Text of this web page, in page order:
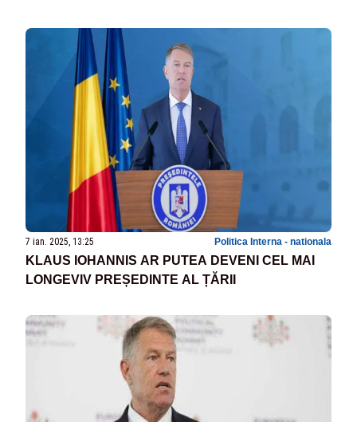
7 ian. 2025, 13:25 Politica Interna - nationala
KLAUS IOHANNIS AR PUTEA DEVENI CEL MAI
LONGEVIV PREȘEDINTE AL ȚĂRII